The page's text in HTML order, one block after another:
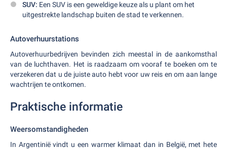
SUV: Een SUV is een geweldige keuze als u plant om het
uitgestrekte landschap buiten de stad te verkennen.
Autoverhuurstations
Autoverhuurbedrijven bevinden zich meestal in de aankomsthal
van de luchthaven. Het is raadzaam om vooraf te boeken om te
verzekeren dat u de juiste auto hebt voor uw reis en om aan lange
wachtrijen te ontkomen.
Praktische informatie
Weersomstandigheden
In Argentinië vindt u een warmer klimaat dan in België, met hete